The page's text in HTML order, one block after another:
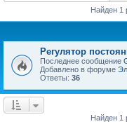
Найден 1
Регулятор
Последнее сообщение
Добавлено в форуме
Ответы: 36
Найден 1